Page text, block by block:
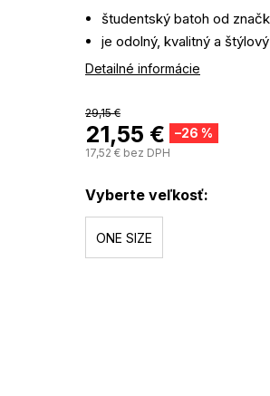
29,15 €
–26 %
21,55 €
17,52 € bez DPH
Vyberte veľkosť:
ONE SIZE
študentský batoh od
je odolný, kvalitný a štýlový
Air Comfort System
materiál odoláva
Detailné informácie